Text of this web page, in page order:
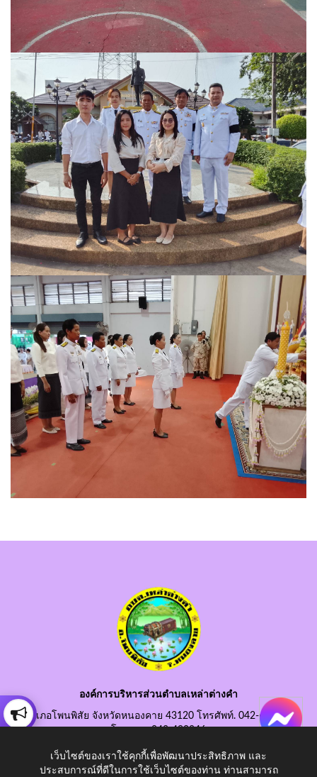
องค์การบริหารส่วนตำบลเหล่าต่างคำ
อำเภอโพนพิสัย จังหวัดหนองคาย 43120 โทรศัพท์. 042-490845
โทรสาร. 042-490846
อีเมลกลาง. saraban@laotangkham.go.th
เว็บไซต์ของเราใช้คุกกี้เพื่อพัฒนาประสิทธิภาพ และ
ประสบการณ์ที่ดีในการใช้เว็บไซต์ของท่าน ท่านสามารถ